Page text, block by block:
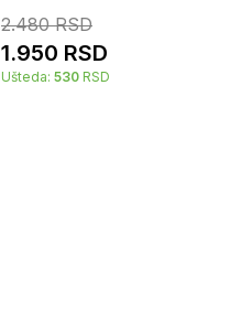
2.480RSD
1.950 RSD
Ušteda: 530 RSD